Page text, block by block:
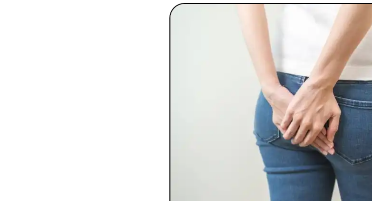
Toutes nos pathologiessexuelles